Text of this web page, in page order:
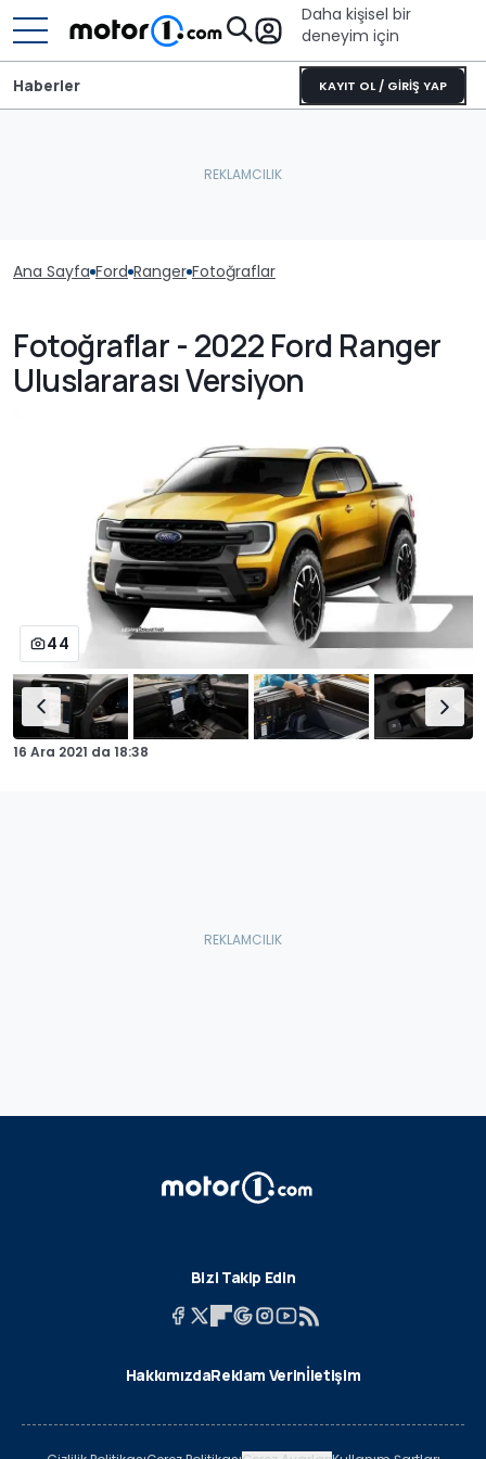
Daha kişisel bir
deneyim için
KAYIT OL / GİRİŞ YAP
Haberler
Ana Sayfa Ford Ranger Fotoğraflar
Fotoğraflar - 2022 Ford Ranger
Uluslararası Versiyon
44
16 Ara 2021 da 18:38
Bizi Takip Edin
HakkımızdaReklam Verinİletişim